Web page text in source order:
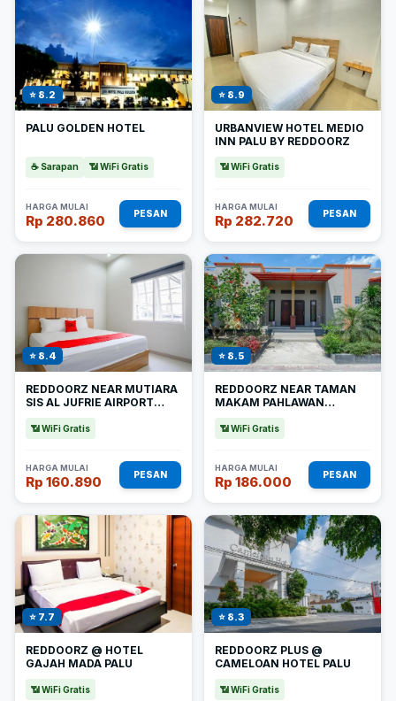
⭐ 8.2
PALU GOLDEN HOTEL
☕ Sarapan 📶 WiFi Gratis
HARGA MULAI
Rp 280.860 PESAN
⭐ 8.9
URBANVIEW HOTEL MEDIO
INN PALU BY REDDOORZ
📶 WiFi Gratis
HARGA MULAI
Rp 282.720 PESAN
⭐ 8.4
REDDOORZ NEAR MUTIARA
SIS AL JUFRIE AIRPORT
📶 WiFi Gratis
HARGA MULAI
Rp 160.890 PESAN
⭐ 8.5
REDDOORZ NEAR TAMAN
MAKAM PAHLAWAN
📶 WiFi Gratis
HARGA MULAI
Rp 186.000 PESAN
⭐ 7.7
REDDOORZ @ HOTEL
GAJAH MADA PALU
📶 WiFi Gratis
⭐ 8.3
REDDOORZ PLUS @
CAMELOAN HOTEL PALU
📶 WiFi Gratis